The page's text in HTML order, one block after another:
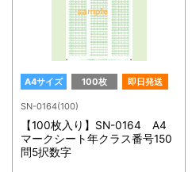
A4サイズ 100枚 即日発送
SN-0164(100)
【100枚入り】SN-0164 A4
マークシート年クラス番号150
問5択数字